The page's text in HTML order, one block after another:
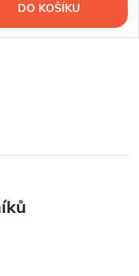
DO KOŠÍKU